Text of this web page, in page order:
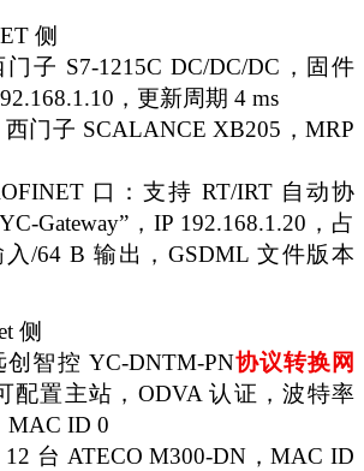
侧
子 S7-1215C DC/DC/DC，固件
，更新周期 4 ms
门子 SCALANCE XB205，MRP
口：支持 RT/IRT 自动协
Gateway”，IP 192.168.1.20，占
/64 B 输出，GSDML 文件版本
侧
创智控 YC-DNTM-PN协议转换网
配置主站， ODVA 认证，波特率
MAC ID 0
台 ATECO M300-DN，MAC ID